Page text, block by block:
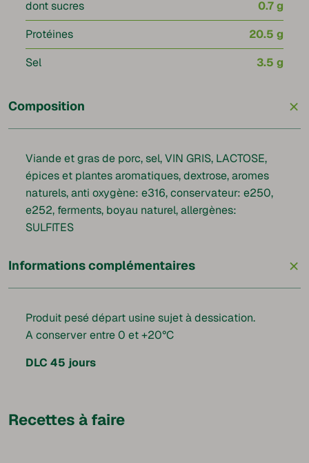
dont sucres
0.7 g
Protéines
20.5 g
Sel
3.5 g
Composition +
Viande et gras de porc, sel, VIN GRIS, LACTOSE,
épices et plantes aromatiques, dextrose, aromes
naturels, anti oxygène: e316, conservateur: e250,
e252, ferments, boyau naturel, allergènes:
SULFITES
Informations complémentaires +
Produit pesé départ usine sujet à dessication.
A conserver entre 0 et +20°C
DLC 45 jours
Recettes à faire